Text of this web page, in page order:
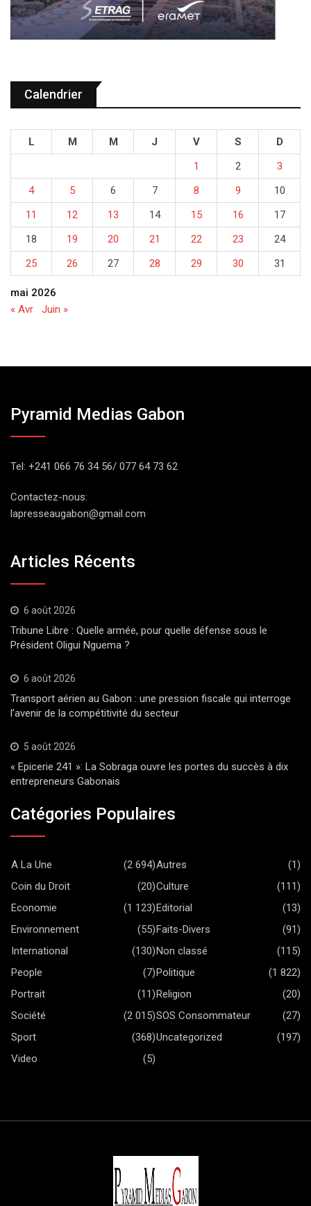
Calendrier
mai 2026
L M M J V S
D
1
2
3
4
5 6 7 8 9
10
11
12 13 14 15 16
17
18
19 20 21 22 23
24
25
26 27 28 29 30 31
« Avr Juin »
Pyramid Medias Gabon
Tel: +241 066 76 34 56/ 077 64 73 62
Contactez-nous:
lapresseaugabon@gmail.com
Articles Récents
6 août 2026
Tribune Libre : Quelle armée, pour quelle défense sous le
Président Oligui Nguema ?
6 août 2026
Transport aérien au Gabon : une pression fiscale qui interroge
l’avenir de la compétitivité du secteur
5 août 2026
« Epicerie 241 »: La Sobraga ouvre les portes du succès à dix
entrepreneurs Gabonais
Catégories Populaires
A La Une (2 694)Autres
(1)
Coin du Droit
(20)Culture
(111)
Economie
(1 123)Editorial
(13)
Environnement
(55)Faits-Divers
(91)
International
(130)Non classé
(115)
People
(7)Politique
(1 822)
Portrait
(11)Religion
(20)
Société
(2 015)SOS Consommateur
(27)
Sport
(368)Uncategorized
(197)
Video
(5)